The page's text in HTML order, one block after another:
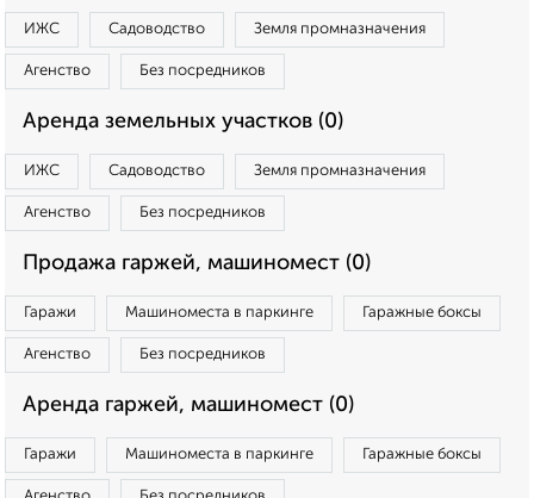
ИЖС Садоводство Земля промназначения
Агенство Без посредников
Аренда земельных участков (0)
ИЖС Садоводство Земля промназначения
Агенство Без посредников
Продажа гаржей, машиномест (0)
Гаражи Машиноместа в паркинге Гаражные боксы
Агенство Без посредников
Аренда гаржей, машиномест (0)
Гаражи Машиноместа в паркинге Гаражные боксы